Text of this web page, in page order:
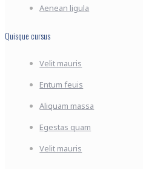
Aenean ligula
Quisque cursus
Velit mauris
Entum feuis
Aliquam massa
Egestas quam
Velit mauris